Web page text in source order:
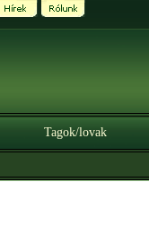
Tagok/lovak